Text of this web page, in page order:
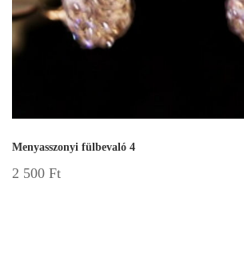
Menyasszonyi fülbevaló 4
2 500 Ft